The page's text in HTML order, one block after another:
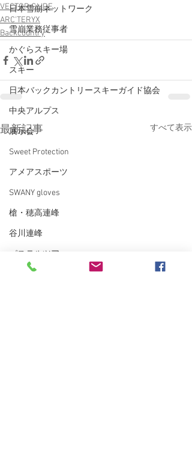
日本雪崩ネットワーク
雪崩業務従事者
かぐらスキー場
スキー
日本バックカントリースキーガイド協会
中央アルプス
展示会
Sweet Protection
アメアスポーツ
SWANY gloves
槍・穂高連峰
谷川連峰
パステルツアー
妙高BC
VECTOR GLIDE
ARC'TERYX
Backcountry
最新記事 すべて表示